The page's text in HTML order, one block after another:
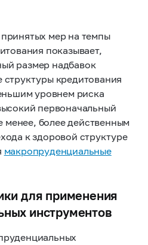
мер на темпы
показывает,
размер надбавок
кредитования
уровнем риска
первоначальный
менее, более действенным
к здоровой структуре
макропруденциальные
для применения
инструментов